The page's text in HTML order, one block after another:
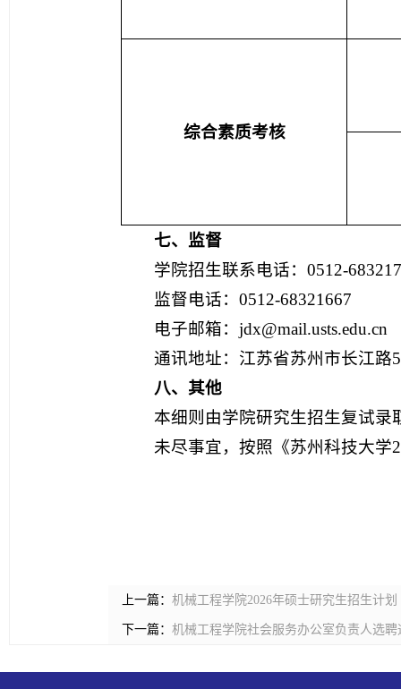
综合素质考核
七、监督
学院招生联系电话：0512-
监督电话：0512-68321667
电子邮箱：jdx@mail.usts.edu.cn
通讯地址：江苏省苏州市长江路
八、其他
本细则由学院研究生招生复试录
未尽事宜，按照《苏州科技大学
上一篇： 机械工程学院2026年硕士研究生招生计划
下一篇： 机械工程学院社会服务办公室负责人选聘